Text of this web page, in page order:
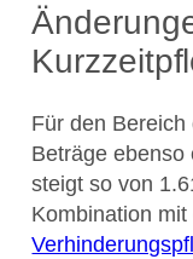
Für den Bereich
Beträge ebenso
steigt so von
Kombination